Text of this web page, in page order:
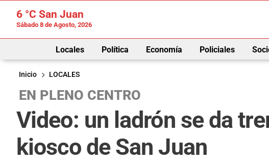
6 °C San Juan
Sábado 8 de Agosto, 2026
Locales Política Economía Policiales
Inicio
LOCALES
EN PLENO CENTRO
Video: un ladrón se da
kiosco de San Juan